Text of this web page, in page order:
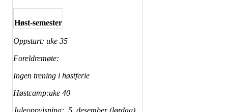
Høst-semester
Oppstart: uke 35
Foreldremøte:
Ingen trening i høstferie
Høstcamp:uke 40
Juleoppvisning: 5. desember (lørdag)